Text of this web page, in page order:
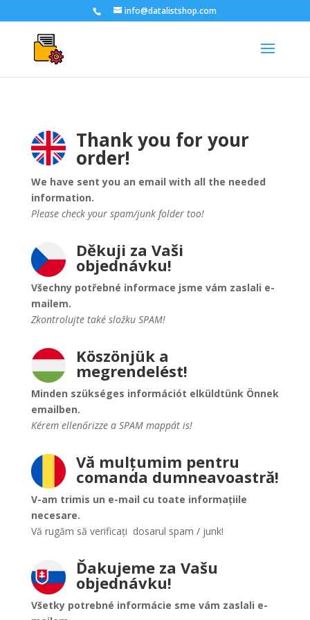
info@datalistshop.com
Thank you for your
order!
We have sent you an email with all the needed
information.
Please check your spam/junk folder too!
Děkuji za Vaši
objednávku!
Všechny potřebné informace jsme vám zaslali e-
mailem.
Zkontrolujte také složku SPAM!
Köszönjük a
megrendelést!
Minden szükséges információt elküldtünk Önnek
emailben.
Kérem ellenőrizze a SPAM mappát is!
Vă mulțumim pentru
comanda dumneavoastră!
V-am trimis un e-mail cu toate informațiile
necesare.
Vă rugăm să verificați dosarul spam / junk!
Ďakujeme za Vašu
objednávku!
Všetky potrebné informácie sme vám zaslali e-